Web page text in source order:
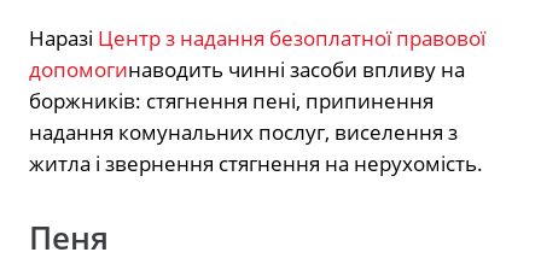
Наразі Центр з надання безоплатної правової
допомогинаводить чинні засоби впливу на
боржників: стягнення пені, припинення
надання комунальних послуг, виселення з
житла і звернення стягнення на нерухомість.
Пеня